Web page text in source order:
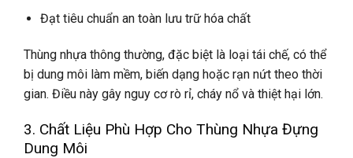
Đạt tiêu chuẩn an toàn lưu trữ hóa chất
Thùng nhựa thông thường, đặc biệt là loại tái chế, có thể
bị dung môi làm mềm, biến dạng hoặc rạn nứt theo thời
gian. Điều này gây nguy cơ rò rỉ, cháy nổ và thiệt hại lớn.
3. Chất Liệu Phù Hợp Cho Thùng Nhựa Đựng
Dung Môi